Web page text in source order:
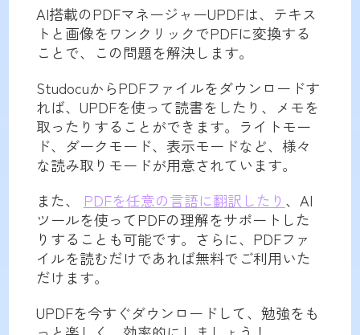
AI搭載のPDFマネージャーUPDFは、テキス
トと画像をワンクリックでPDFに変換する
ことで、この問題を解決します。
StudocuからPDFファイルをダウンロードす
れば、UPDFを使って読書をしたり、メモを
取ったりすることができます。ライトモー
ド、ダークモード、表示モードなど、様々
な読み取りモードが用意されています。
また、 PDFを任意の言語に翻訳したり 、AI
ツールを使ってPDFの理解をサポートした
りすることも可能です。さらに、PDFファ
イルを読むだけであれば無料でご利用いた
だけます。
UPDFを今すぐダウンロードして、勉強をも